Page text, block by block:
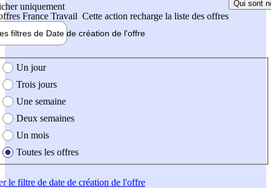
uniquement
France Travail Cette action recharge la liste des offres
Qui sont
filtres de Date de création de l'offre
création de l'offre
Un jour
Trois jours
Une semaine
Deux semaines
Un mois
Toutes les offres
le filtre de date de création de l'offre